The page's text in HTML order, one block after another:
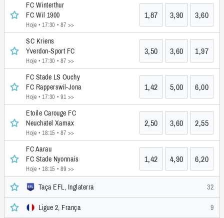
FC Winterthur
FC Wil 1900
Hoje • 17:30 • 87 >>
1,87 3,90 3,60
SC Kriens
Yverdon-Sport FC
Hoje • 17:30 • 87 >>
3,50 3,60 1,97
FC Stade LS Ouchy
FC Rapperswil-Jona
Hoje • 17:30 • 91 >>
1,42 5,00 6,00
Etoile Carouge FC
Neuchatel Xamax
Hoje • 18:15 • 87 >>
2,50 3,60 2,55
FC Aarau
FC Stade Nyonnais
Hoje • 18:15 • 89 >>
1,42 4,90 6,20
Taça EFL, Inglaterra 32
Ligue 2, França 9